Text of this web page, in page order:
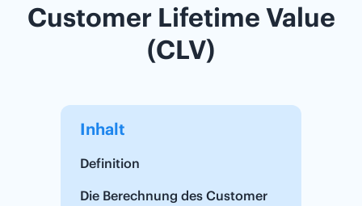
Customer Lifetime Value
(CLV)
Inhalt
Definition
Die Berechnung des Customer